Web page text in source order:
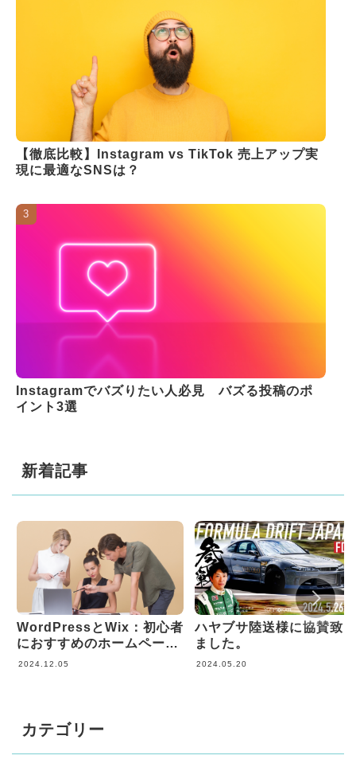
【徹底比較】Instagram vs TikTok 売上アップ実
現に最適なSNSは？
Instagramでバズりたい人必見 バズる投稿のポ
イント3選
新着記事
WordPressとWix：初心者
におすすめのホームページ
制作ツール徹底比較
2024.12.05
ハヤブサ陸送様に協賛致
ました。
2024.05.20
カテゴリー